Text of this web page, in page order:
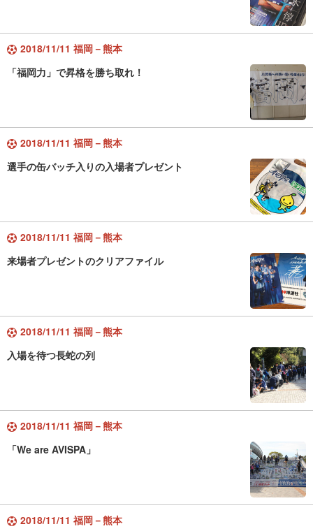
2018/11/11 福岡－熊本
「福岡力」で昇格を勝ち取れ！
2018/11/11 福岡－熊本
選手の缶バッチ入りの入場者プレゼント
2018/11/11 福岡－熊本
来場者プレゼントのクリアファイル
2018/11/11 福岡－熊本
入場を待つ長蛇の列
2018/11/11 福岡－熊本
「We are AVISPA」
2018/11/11 福岡－熊本